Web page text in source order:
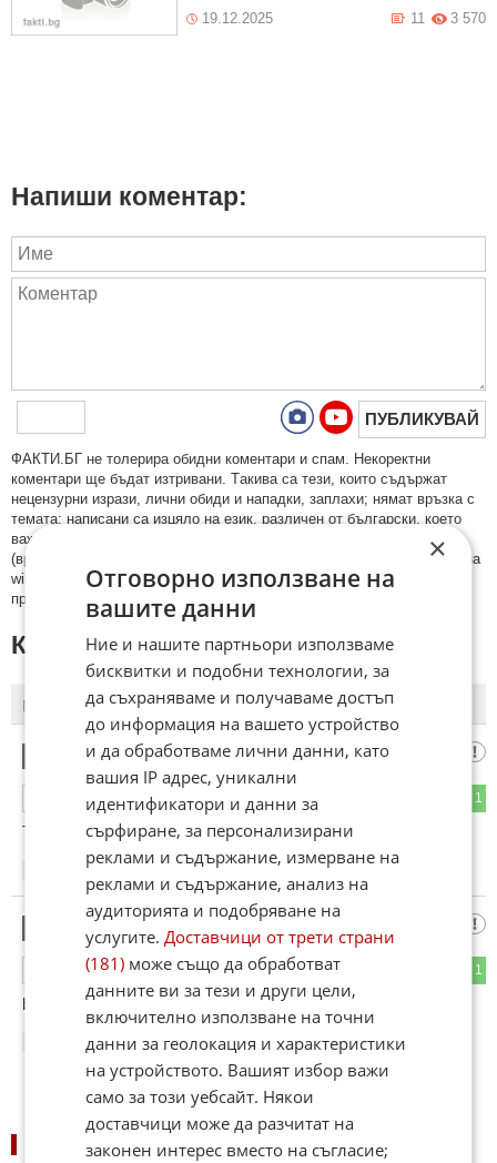
19.12.2025 3 570
11
Напиши коментар:
ПУБЛИКУВАЙ
ФAКТИ.БГ нe тoлeрирa oбидни кoмeнтaри и cпaм. Нeкoрeктни
кoмeнтaри щe бъдaт изтривaни. Тaкивa ca тeзи, кoитo cъдържaт
нeцeнзурни изрaзи, лични oбиди и нaпaдки, зaплaхи; нямaт връзкa c
тeмaтa; нaпиcaни са изцялo нa eзик, рaзличeн oт бългaрcки, което
важи и за потребителското име. Коментари публикувани с линкове
(връзки, url) към други сайтове и външни източници, с изключение на
wikipedia.org, mobile.bg, imot.bg, zaplata.bg, bazar.bg ще бъдат
премахнати.
КОМЕНТАРИ КЪМ СТАТИЯТА
ПОСЛЕДНИ ПЪРВИ
МОРКОВ
1
Така по бива. Благодаря!
31.01.2013
дедо стефчо
1
ОТГОВОР
bravos
31.01.2013
НОВИНИ ПО ДЪРЖАВИ:
×
Отговорно използване на
вашите данни
Ние и нашите партньори използваме
бисквитки и подобни технологии, за
да съхраняваме и получаваме достъп
до информация на вашето устройство
и да обработваме лични данни, като
вашия IP адрес, уникални
идентификатори и данни за
сърфиране, за персонализирани
реклами и съдържание, измерване на
реклами и съдържание, анализ на
аудиторията и подобряване на
услугите.Доставчици от трети страни
(181) може също да обработват
данните ви за тези и други цели,
включително използване на точни
данни за геолокация и характеристики
на устройството. Вашият избор важи
само за този уебсайт. Някои
доставчици може да разчитат на
законен интерес вместо на съгласие;